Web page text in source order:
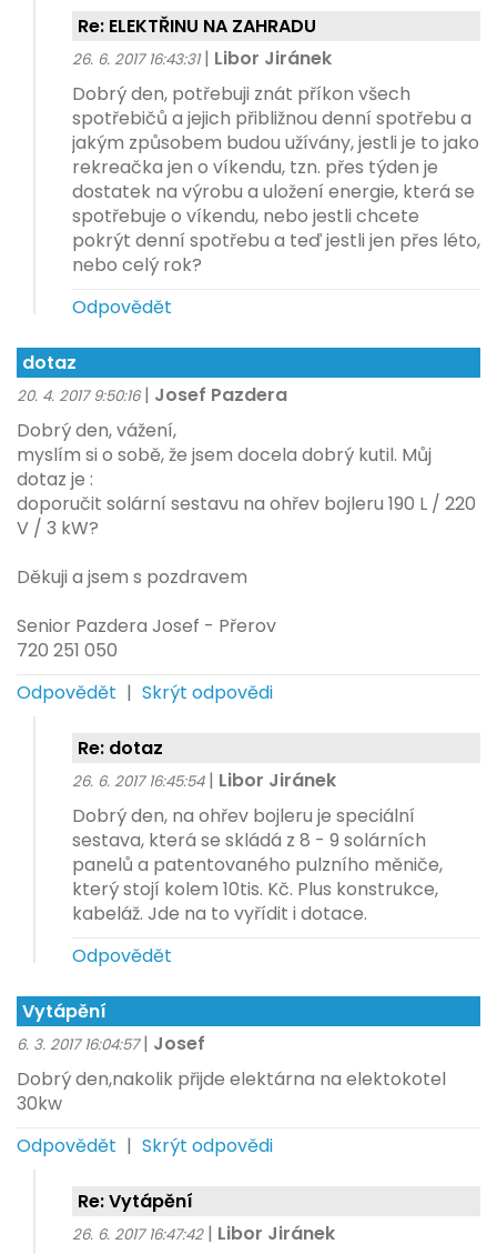
Re: ELEKTŘINU NA ZAHRADU
26. 6. 2017 16:43:31 | Libor Jiránek
Dobrý den, potřebuji znát příkon všech
spotřebičů a jejich přibližnou denní spotřebu a
jakým způsobem budou užívány, jestli je to jako
rekreačka jen o víkendu, tzn. přes týden je
dostatek na výrobu a uložení energie, která se
spotřebuje o víkendu, nebo jestli chcete
pokrýt denní spotřebu a teď jestli jen přes léto,
nebo celý rok?
Odpovědět
dotaz
20. 4. 2017 9:50:16 | Josef Pazdera
Dobrý den, vážení,
myslím si o sobě, že jsem docela dobrý kutil. Můj
dotaz je :
doporučit solární sestavu na ohřev bojleru 190 L / 220
V / 3 kW?
Děkuji a jsem s pozdravem
Senior Pazdera Josef - Přerov
720 251 050
Odpovědět | Skrýt odpovědi
Re: dotaz
26. 6. 2017 16:45:54 | Libor Jiránek
Dobrý den, na ohřev bojleru je speciální
sestava, která se skládá z 8 - 9 solárních
panelů a patentovaného pulzního měniče,
který stojí kolem 10tis. Kč. Plus konstrukce,
kabeláž. Jde na to vyřídit i dotace.
Odpovědět
Vytápění
6. 3. 2017 16:04:57 | Josef
Dobrý den,nakolik přijde elektárna na elektokotel
30kw
Odpovědět | Skrýt odpovědi
Re: Vytápění
26. 6. 2017 16:47:42 | Libor Jiránek